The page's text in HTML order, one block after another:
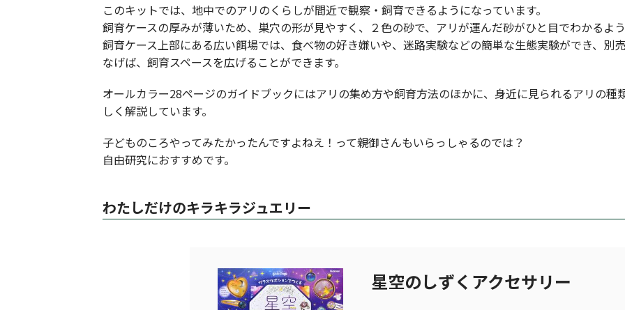
このキットでは、地中でのアリのくらしが間近で観察・飼育できるようになっています。
飼育ケースの厚みが薄いため、巣穴の形が見やすく、２色の砂で、アリが運んだ砂がひと目でわかるよ
飼育ケース上部にある広い餌場では、食べ物の好き嫌いや、迷路実験などの簡単な生態実験ができ、別
なげば、飼育スペースを広げることができます。
オールカラー28ページのガイドブックにはアリの集め方や飼育方法のほかに、身近に見られるアリの
しく解説しています。
子どものころやってみたかったんですよねえ！って親御さんもいらっしゃるのでは？
自由研究におすすめです。
わたしだけのキラキラジュエリー
星空のしずくアクセサリー